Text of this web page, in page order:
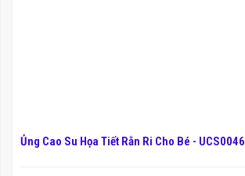
Ủng Cao Su Họa Tiết Rằn Ri Cho Bé - UCS0046